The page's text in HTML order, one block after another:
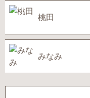
桃田
みなみ